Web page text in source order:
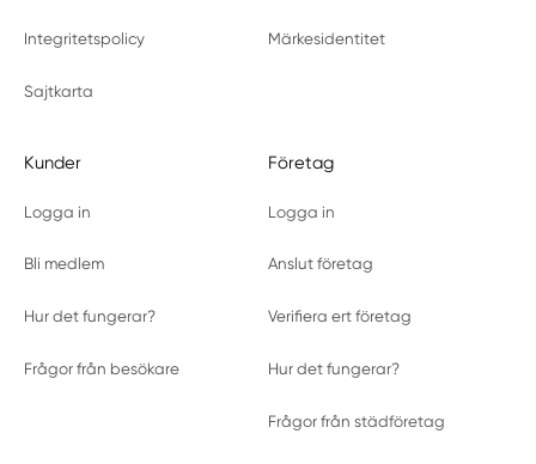
Integritetspolicy Märkesidentitet
Sajtkarta
Kunder
Logga in
Bli medlem
Hur det fungerar?
Frågor från besökare
Företag
Logga in
Anslut företag
Verifiera ert företag
Hur det fungerar?
Frågor från städföretag